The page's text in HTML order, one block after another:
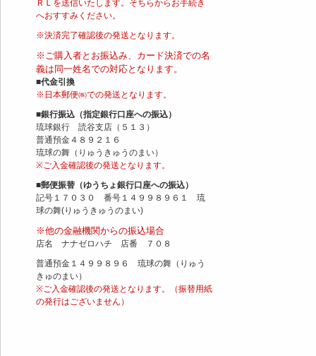
ＲＬを送信いたします。そちらからお手続き
へおすすみください。
※決済完了確認後の発送となります。
※ご購入者とお振込み、カード決済での名
義は同一姓名での対応となります。
■代金引換
※日本郵便㈱での発送となります。
■銀行振込（指定銀行口座への振込）
琉球銀行 読谷支店（５１３）
普通預金４８９２１６
琉球の舞（りゅうきゅうのまい）
※ご入金確認後の発送となります。
■郵便振替（ゆうちょ銀行口座への振込）
記号１７０３０ 番号１４９９８９６１ 琉
球の舞(りゅうきゅうのまい)
※他の金融機関からの振込場合
店名 ナナゼロハチ 店番 ７０８
普通預金１４９９８９６ 琉球の舞（りゅう
きゅのまい）
※ご入金確認後の発送となります。（振替用紙
の発行はございません）